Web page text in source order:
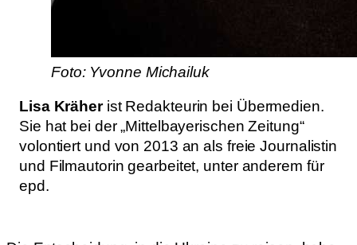
Foto: Yvonne Michailuk
Lisa Kräherist Redakteurin bei Übermedien.
Sie hat bei der „Mittelbayerischen Zeitung“
volontiert und von 2013 an als freie Journalistin
und Filmautorin gearbeitet, unter anderem für
epd.